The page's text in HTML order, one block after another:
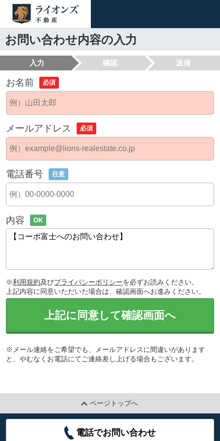
お問い合わせ内容の入力
入力 確認 送信
お名前 必須
メールアドレス 必須
電話番号 任意
内容 OK
※利用規約及びプライバシーポリシーを必ずお読みください。
上記内容に同意いただいた場合は、確認画面へお進みください。
上記に同意して確認画面へ
※メール連絡をご希望でも、メールアドレスに間違いがあります
と、やむなくお電話にてご連絡差し上げる場合もございます。
ページトップへ
電話でお問い合わせ